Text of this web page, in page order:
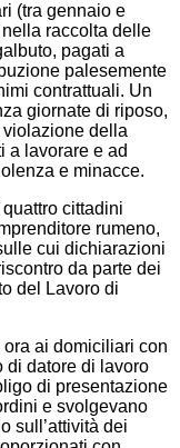
(tra gennaio e
raccolta delle
pagati a
palesemente
contrattuali. Un
giornate di riposo,
della
a lavorare e ad
e minacce.
cittadini
rumeno,
cui dichiarazioni
da parte dei
del Lavoro di
ora ai domiciliari con
di datore di lavoro
di presentazione
e svolgevano
sull’attività dei